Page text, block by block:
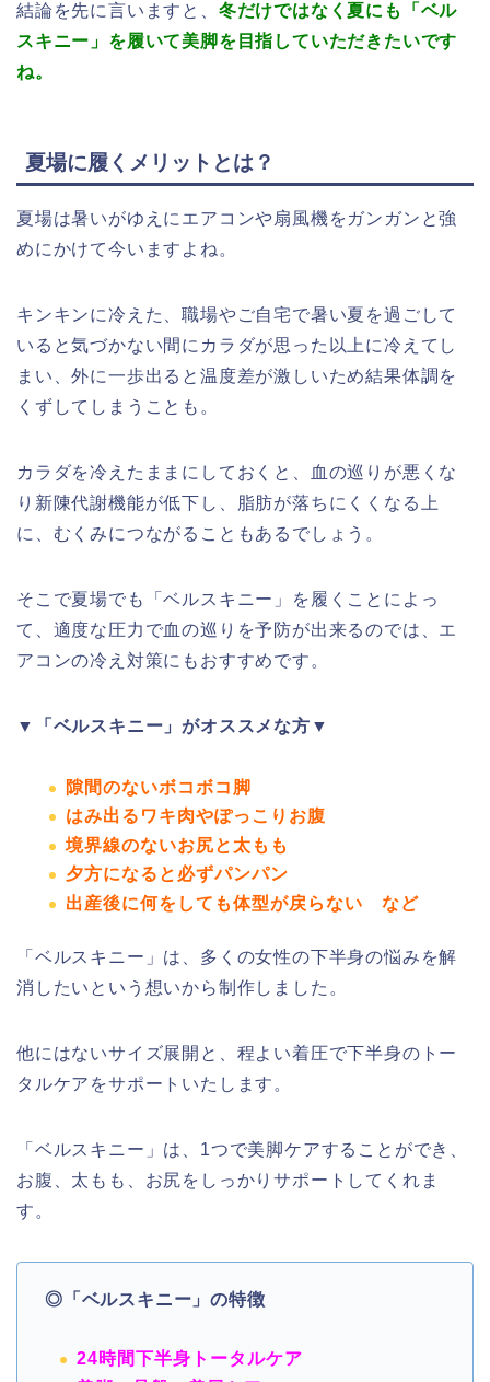
結論を先に言いますと、 冬だけではなく夏にも「ベル
スキニー」を履いて美脚を目指していただきたいです
ね。
夏場に履くメリットとは？
夏場は暑いがゆえにエアコンや扇風機をガンガンと強
めにかけて今いますよね。
キンキンに冷えた、職場やご自宅で暑い夏を過ごして
いると気づかない間にカラダが思った以上に冷えてし
まい、外に一歩出ると温度差が激しいため結果体調を
くずしてしまうことも。
カラダを冷えたままにしておくと、血の巡りが悪くな
り新陳代謝機能が低下し、脂肪が落ちにくくなる上
に、むくみにつながることもあるでしょう。
そこで夏場でも「ベルスキニー」を履くことによっ
て、適度な圧力で血の巡りを予防が出来るのでは、エ
アコンの冷え対策にもおすすめです。
▼「ベルスキニー」がオススメな方▼
隙間のないボコボコ脚
はみ出るワキ肉やぽっこりお腹
境界線のないお尻と太もも
夕方になると必ずパンパン
出産後に何をしても体型が戻らない など
「ベルスキニー」は、 多くの女性の下半身の悩みを解
消したいという想いから制作しました。
他にはないサイズ展開と、程よい着圧で下半身のトー
タルケアをサポートいたします。
「ベルスキニー」は、1つで美脚ケアすることができ、
お腹、太もも、お尻をしっかりサポートしてくれま
す。
◎「ベルスキニー」の特徴
24時間下半身トータルケア